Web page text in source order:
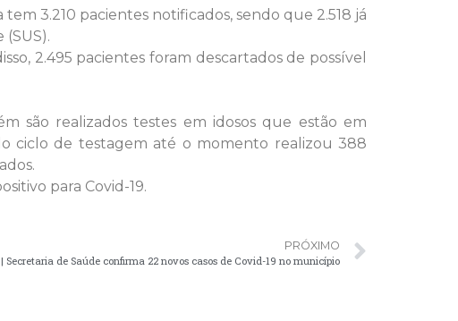
3.210 pacientes notificados, sendo que 2.518 já
2.495 pacientes foram descartados de possível
são realizados testes em idosos que estão em
ciclo de testagem até o momento realizou 388
para Covid-19.
PRÓXIMO
| Secretaria de Saúde confirma 22 novos casos de Covid-19 no município